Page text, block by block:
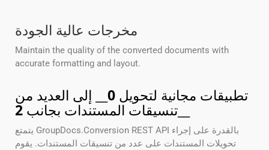
مخرجات عالية الجودة
Maintain the quality of the converted documents with
accurate formatting and layout.
تطبيقات مجانية لتحويل 0 __ إلى العديد من
تنسيقات المستندات بجانب 2
يتمتع GroupDocs.Conversion REST API بالقدرة على إجراء
تحويلات المستندات على عدد من تنسيقات المستندات. يقوم